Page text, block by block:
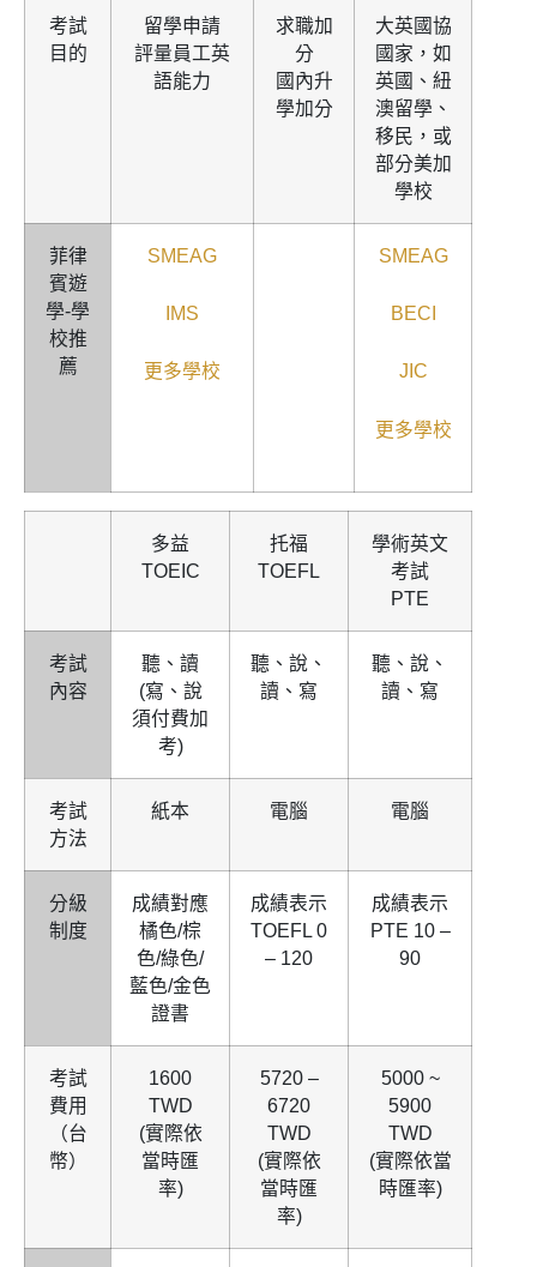
考試
目的
留學申請
評量員工英
語能力
求職加
分
國內升
學加分
大英國協
國家，如
英國、紐
澳留學、
移民，或
部分美加
學校
菲律
賓遊
學-學
校推
薦
SMEAG
IMS
更多學校
SMEAG
BECI
JIC
更多學校
多益
TOEIC
托福
TOEFL
學術英文
考試
PTE
考試
內容
聽、讀
(寫、說
須付費加
考)
聽、說、
讀、寫
聽、說、
讀、寫
考試
方法
紙本 電腦 電腦
分級
制度
成績對應
橘色/棕
色/綠色/
藍色/金色
證書
成績表示
TOEFL 0
– 120
成績表示
PTE 10 –
90
考試
費用
（台
幣）
1600
TWD
(實際依
當時匯
率)
5720 –
6720
TWD
(實際依
當時匯
率)
5000 ~
5900
TWD
(實際依當
時匯率)